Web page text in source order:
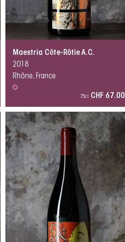
Maestria Côte-Rôtie A.C.
2018
Rhône, France
75cl CHF 67.00